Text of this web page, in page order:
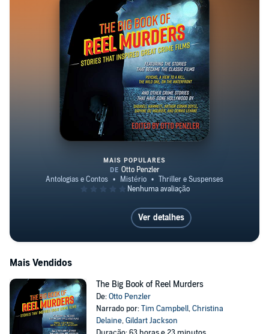
The Big Book of Reel Murders
MAIS POPULARES
Ver detalhes
Mais Vendidos
The Big Book of Reel Murders
De:Otto Penzler
Narrado por:Tim Campbell,Christina
Delaine,Gildart Jackson